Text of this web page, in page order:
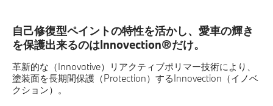
自己修復型ペイントの特性を活かし、愛車の輝き
を保護出来るのはInnovection®だけ。
革新的な（Innovative）リアクティブポリマー技術により、
塗装面を長期間保護（Protection）するInnovection（イノベ
クション）。